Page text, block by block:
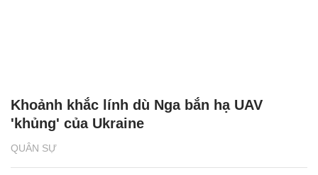
QUÂN SỰ
Khoảnh khắc lính dù Nga bắn hạ UAV
'khủng' của Ukraine